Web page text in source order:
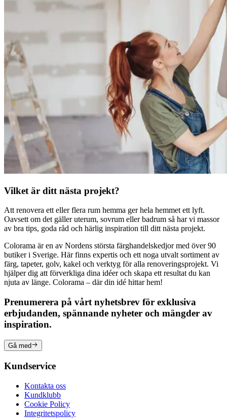
Vilket är ditt nästa projekt?
Att renovera ett eller flera rum hemma ger hela hemmet ett lyft.
Oavsett om det gäller uterum, sovrum eller badrum så har vi massor
av bra tips, goda råd och härlig inspiration till ditt nästa projekt.
Colorama är en av Nordens största färghandelskedjor med över 90
butiker i Sverige. Här finns expertis och ett noga utvalt sortiment av
färg, tapeter, golv, kakel och verktyg för alla renoveringsprojekt. Vi
hjälper dig att förverkliga dina idéer och skapa ett resultat du kan
njuta av länge. Colorama – där din idé hittar hem!
Prenumerera på vårt nyhetsbrev för exklusiva
erbjudanden, spännande nyheter och mängder av
inspiration.
Gå med
Kundservice
Kontakta oss
Kundklubb
Cookie Policy
Integritetspolicy